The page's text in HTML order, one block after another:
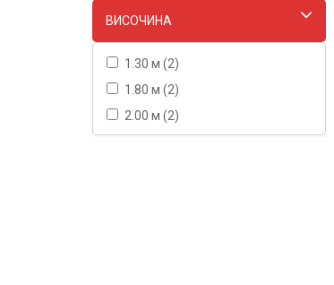
ВИСОЧИНА
1.30 м (2)
1.80 м (2)
2.00 м (2)